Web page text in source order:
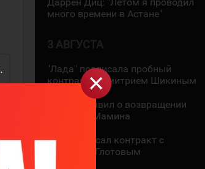
много времени в Астане"
3 АВГУСТА
"Лада" подписала пробный
контракт с Дмитрием Шикиным
ЦСКА объявил о возвращении
Максима Мамина
СКА подписал контракт с
Василием Глотовым